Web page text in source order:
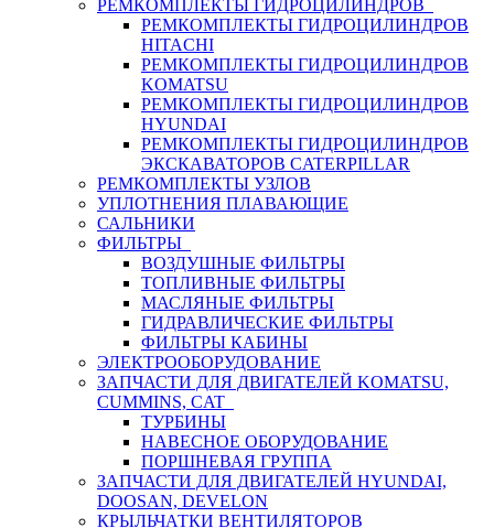
РЕМКОМПЛЕКТЫ ГИДРОЦИЛИНДРОВ
РЕМКОМПЛЕКТЫ ГИДРОЦИЛИНДРОВ
HITACHI
РЕМКОМПЛЕКТЫ ГИДРОЦИЛИНДРОВ
KOMATSU
РЕМКОМПЛЕКТЫ ГИДРОЦИЛИНДРОВ
HYUNDAI
РЕМКОМПЛЕКТЫ ГИДРОЦИЛИНДРОВ
ЭКСКАВАТОРОВ CATERPILLAR
РЕМКОМПЛЕКТЫ УЗЛОВ
УПЛОТНЕНИЯ ПЛАВАЮЩИЕ
САЛЬНИКИ
ФИЛЬТРЫ
ВОЗДУШНЫЕ ФИЛЬТРЫ
ТОПЛИВНЫЕ ФИЛЬТРЫ
МАСЛЯНЫЕ ФИЛЬТРЫ
ГИДРАВЛИЧЕСКИЕ ФИЛЬТРЫ
ФИЛЬТРЫ КАБИНЫ
ЭЛЕКТРООБОРУДОВАНИЕ
ЗАПЧАСТИ ДЛЯ ДВИГАТЕЛЕЙ KOMATSU,
CUMMINS, CAT
ТУРБИНЫ
НАВЕСНОЕ ОБОРУДОВАНИЕ
ПОРШНЕВАЯ ГРУППА
ЗАПЧАСТИ ДЛЯ ДВИГАТЕЛЕЙ HYUNDAI,
DOOSAN, DEVELON
КРЫЛЬЧАТКИ ВЕНТИЛЯТОРОВ